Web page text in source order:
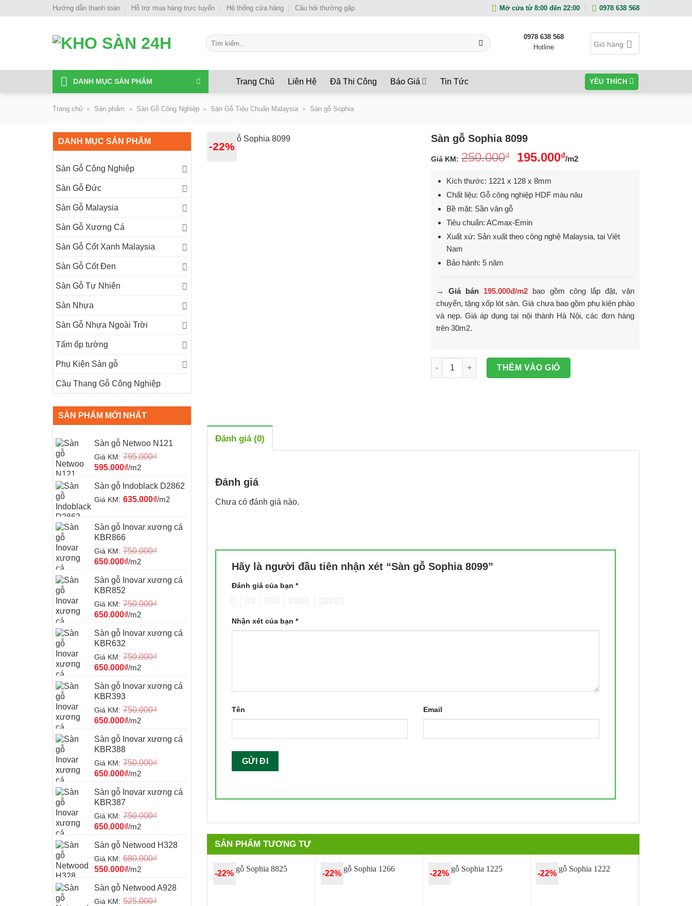
to
Hướng dẫn thanh toán Hỗ trợ mua hàng trực tuyến Hệ thống cửa hàng Câu hỏi thường gặp Mở cửa từ 8:00 đến 22:00 0978 638 568
Tìm
kiếm:
0978 638 568
Hotline
Giỏ hàng
DANH MỤC SẢN PHẨM Trang Chủ Liên Hệ Đã Thi Công Báo Giá Tin Tức YÊU THÍCH
Trang chủ » Sản phẩm » Sàn Gỗ Công Nghiệp » Sàn Gỗ Tiêu Chuẩn Malaysia » Sàn gỗ Sophia
DANH MỤC SẢN PHẨM
Sàn Gỗ Công Nghiệp
Sàn Gỗ Đức
Sàn Gỗ Malaysia
Sàn Gỗ Xương Cá
Sàn Gỗ Cốt Xanh Malaysia
Sàn Gỗ Cốt Đen
Sàn Gỗ Tự Nhiên
Sàn Nhựa
Sàn Gỗ Nhựa Ngoài Trời
Tấm ốp tường
Phụ Kiện Sàn gỗ
Cầu Thang Gỗ Công Nghiệp
SẢN PHẨM MỚI NHẤT
Sàn gỗ Netwoo N121
Giá KM: 795.000₫
595.000₫/m2
Sàn gỗ Indoblack D2862
Giá KM: 635.000₫/m2
Sàn gỗ Inovar xương cá
KBR866
Giá KM: 750.000₫
650.000₫/m2
Sàn gỗ Inovar xương cá
KBR852
Giá KM: 750.000₫
650.000₫/m2
Sàn gỗ Inovar xương cá
KBR632
Giá KM: 750.000₫
650.000₫/m2
Sàn gỗ Inovar xương cá
KBR393
Giá KM: 750.000₫
650.000₫/m2
Sàn gỗ Inovar xương cá
KBR388
Giá KM: 750.000₫
650.000₫/m2
Sàn gỗ Inovar xương cá
KBR387
Giá KM: 750.000₫
650.000₫/m2
Sàn gỗ Netwood H328
Giá KM: 680.000₫
550.000₫/m2
Sàn gỗ Netwood A928
Giá KM: 525.000₫
-22%
Sàn gỗ Sophia 8099
Giá KM: 250.000₫ 195.000₫/m2
Kích thước: 1221 x 128 x 8mm
Chất liệu: Gỗ công nghiệp HDF màu nâu
Bề mặt: Sần vân gỗ
Tiêu chuẩn: ACmax-Emin
Xuất xứ: Sản xuất theo công nghệ Malaysia, tại Việt
Nam
Bảo hành: 5 năm
→ Giá bán 195.000đ/m2 bao gồm công lắp đặt, vận
chuyển, tặng xốp lót sàn. Giá chưa bao gồm phụ kiện phào
và nẹp. Giá áp dụng tại nội thành Hà Nội, các đơn hàng
trên 30m2.
Sàn gỗ Sophia 8099 số lượng
THÊM VÀO GIỎ
Đánh giá (0)
Đánh giá
Chưa có đánh giá nào.
Hãy là người đầu tiên nhận xét “Sàn gỗ Sophia 8099”
Đánh giá của bạn *
Nhận xét của bạn *
Tên Email
SẢN PHẨM TƯƠNG TỰ
-22% -22% -22% -22%